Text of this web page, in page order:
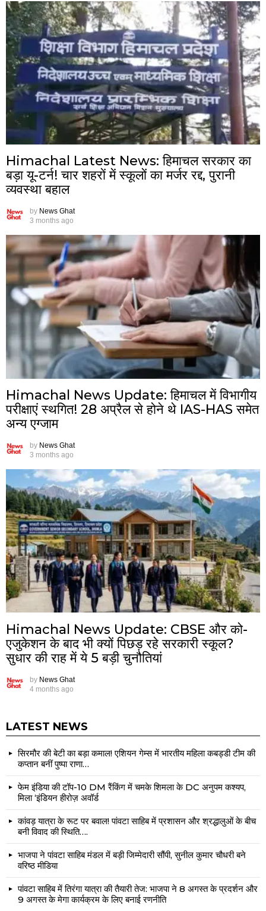
Himachal Latest News: हिमाचल सरकार का
बड़ा यू-टर्न! चार शहरों में स्कूलों का मर्जर रद्द, पुरानी
व्यवस्था बहाल
by News Ghat
3 months ago
Himachal News Update: हिमाचल में विभागीय
परीक्षाएं स्थगित! 28 अप्रैल से होने थे IAS-HAS समेत
अन्य एग्जाम
by News Ghat
3 months ago
Himachal News Update: CBSE और को-
एजुकेशन के बाद भी क्यों पिछड़ रहे सरकारी स्कूल?
सुधार की राह में ये 5 बड़ी चुनौतियां
by News Ghat
4 months ago
LATEST NEWS
सिरमौर की बेटी का बड़ा कमाल! एशियन गेम्स में भारतीय महिला कबड्डी टीम की
कप्तान बनीं पुष्पा राणा…
फेम इंडिया की टॉप-10 DM रैंकिंग में चमके शिमला के DC अनुपम कश्यप,
मिला ‘इंडियन हीरोज़ अवॉर्ड
कांवड़ यात्रा के रूट पर बवाल! पांवटा साहिब में प्रशासन और श्रद्धालुओं के बीच
बनी विवाद की स्थिति….
भाजपा ने पांवटा साहिब मंडल में बड़ी जिम्मेदारी सौंपी, सुनील कुमार चौधरी बने
वरिष्ठ मीडिया
पांवटा साहिब में तिरंगा यात्रा की तैयारी तेज: भाजपा ने 8 अगस्त के प्रदर्शन और
9 अगस्त के मेगा कार्यक्रम के लिए बनाई रणनीति